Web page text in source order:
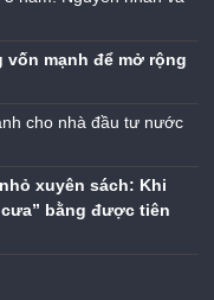
vốn mạnh để mở rộng
cho nhà đầu tư nước
xuyên sách: Khi
bằng được tiên